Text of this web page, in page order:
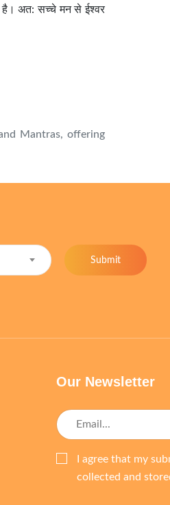
है। अत: सच्चे मन से ईश्वर
Mantras, offering
Submit
Our Newsletter
I agree that my
collected and